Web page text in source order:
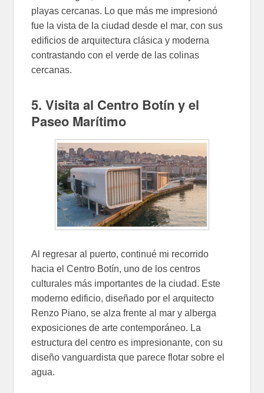
playas cercanas. Lo que más me impresionó
fue la vista de la ciudad desde el mar, con sus
edificios de arquitectura clásica y moderna
contrastando con el verde de las colinas
cercanas.
5. Visita al Centro Botín y el
Paseo Marítimo
Al regresar al puerto, continué mi recorrido
hacia el Centro Botín, uno de los centros
culturales más importantes de la ciudad. Este
moderno edificio, diseñado por el arquitecto
Renzo Piano, se alza frente al mar y alberga
exposiciones de arte contemporáneo. La
estructura del centro es impresionante, con su
diseño vanguardista que parece flotar sobre el
agua.